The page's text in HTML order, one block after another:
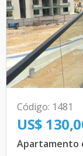
Código: 1481
US$
Apartamento